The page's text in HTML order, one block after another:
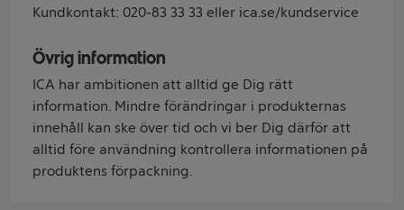
Kundkontakt: 020-83 33 33 eller ica.se/kundservice
Övrig information
ICA har ambitionen att alltid ge Dig rätt
information. Mindre förändringar i produkternas
innehåll kan ske över tid och vi ber Dig därför att
alltid före användning kontrollera informationen på
produktens förpackning.